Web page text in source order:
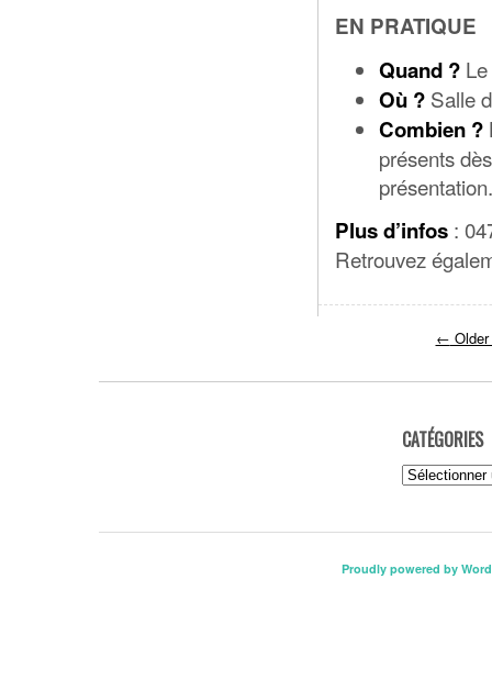
EN PRATIQUE
Quand ?
Où ? Salle
Combien ?
présents
présentation.
Plus d’infos :
Retrouvez
←
CATÉGORIES
Catégories
Proudly powered by